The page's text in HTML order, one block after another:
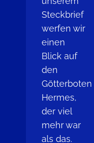
Steckbrief
werfen wir
einen
Blick auf
den
Götterboten
Hermes,
der viel
mehr war
als das.